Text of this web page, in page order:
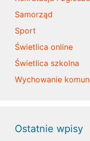
Samorząd
Sport
Świetlica online
Świetlica szkolna
Wychowanie
Ostatnie wpisy